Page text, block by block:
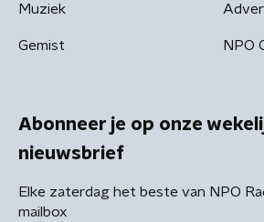
Muziek
Gemist NPO
Abonneer je op onze
nieuwsbrief
Elke zaterdag het beste van NPO
mailbox